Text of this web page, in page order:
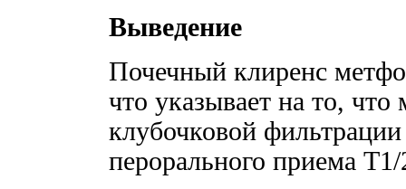
Выведение
Почечный клиренс
что указывает на то,
клубочковой
перорального приема